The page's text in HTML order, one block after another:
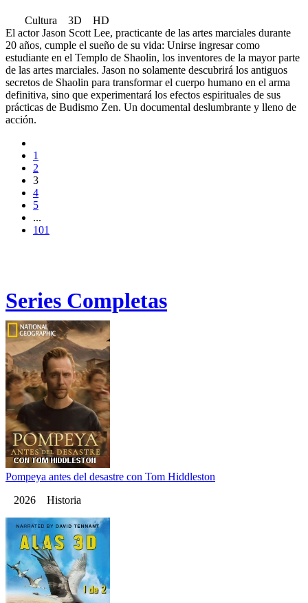
Cultura 3D HD
El actor Jason Scott Lee, practicante de las artes marciales durante
20 años, cumple el sueño de su vida: Unirse ingresar como
estudiante en el Templo de Shaolin, los inventores de la mayor parte
de las artes marciales. Jason no solamente descubrirá los antiguos
secretos de Shaolin para transformar el cuerpo humano en el arma
definitiva, sino que experimentará los efectos espirituales de sus
prácticas de Budismo Zen. Un documental deslumbrante y lleno de
acción.
1
2
3
4
5
...
101
Series Completas
Pompeya antes del desastre con Tom Hiddleston
2026 Historia